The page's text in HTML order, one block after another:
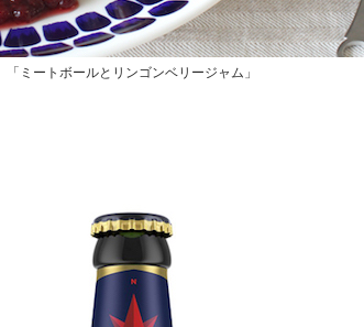
「ミートボールとリンゴンベリージャム」